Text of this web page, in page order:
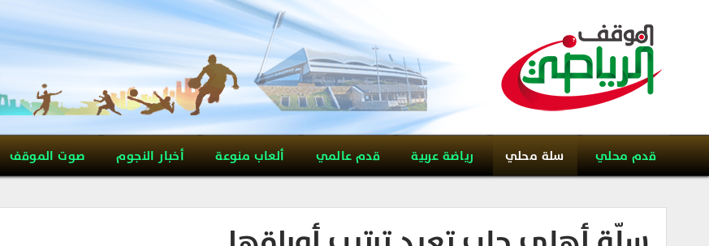
قدم محلي سلة محلي رياضة عربية قدم عالمي ألعاب منوعة أخبار النجوم صوت الموقف